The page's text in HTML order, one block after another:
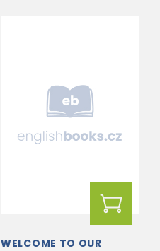
WELCOME TO OUR